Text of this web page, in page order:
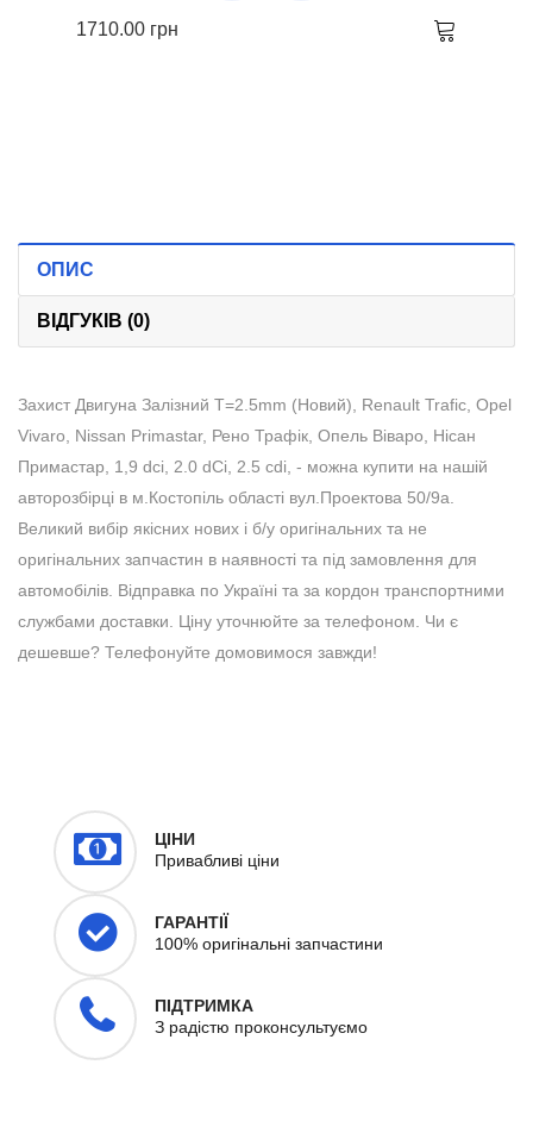
1710.00 грн
ОПИС
ВІДГУКІВ (0)
Захист Двигуна Залізний T=2.5mm (Новий), Renault Trafic, Opel
Vivaro, Nissan Primastar, Рено Трафік, Опель Віваро, Нісан
Примастар, 1,9 dci, 2.0 dCi, 2.5 cdi, - можна купити на нашій
авторозбірці в м.Костопіль області вул.Проектова 50/9а.
Великий вибір якісних нових і б/у оригінальних та не
оригінальних запчастин в наявності та під замовлення для
автомобілів. Відправка по Україні та за кордон транспортними
службами доставки. Ціну уточнюйте за телефоном. Чи є
дешевше? Телефонуйте домовимося завжди!
ЦІНИ
Привабливі ціни
ГАРАНТІЇ
100% оригінальні запчастини
ПІДТРИМКА
З радістю проконсультуємо